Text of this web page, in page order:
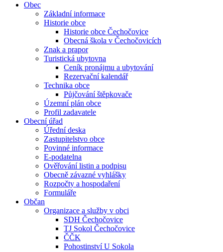
Obec
Základní informace
Historie obce
Historie obce Čechočovice
Obecná škola v Čechočovicích
Znak a prapor
Turistická ubytovna
Ceník pronájmu a ubytování
Rezervační kalendář
Technika obce
Půjčování štěpkovače
Územní plán obce
Profil zadavatele
Obecní úřad
Úřední deska
Zastupitelstvo obce
Povinné informace
E-podatelna
Ověřování listin a podpisu
Obecně závazné vyhlášky
Rozpočty a hospodaření
Formuláře
Občan
Organizace a služby v obci
SDH Čechočovice
TJ Sokol Čechočovice
ČČK
Pohostinství U Sokola